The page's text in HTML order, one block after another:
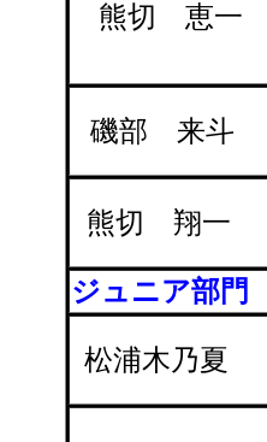
熊切 恵一
磯部 来斗
熊切 翔一
ジュニア部門
松浦木乃夏